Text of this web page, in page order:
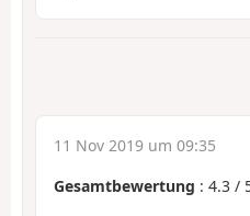
11 Nov 2019 um 09:35
Gesamtbewertung : 4.3 /